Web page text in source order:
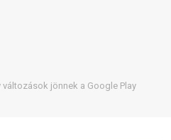
változások jönnek a Google Play